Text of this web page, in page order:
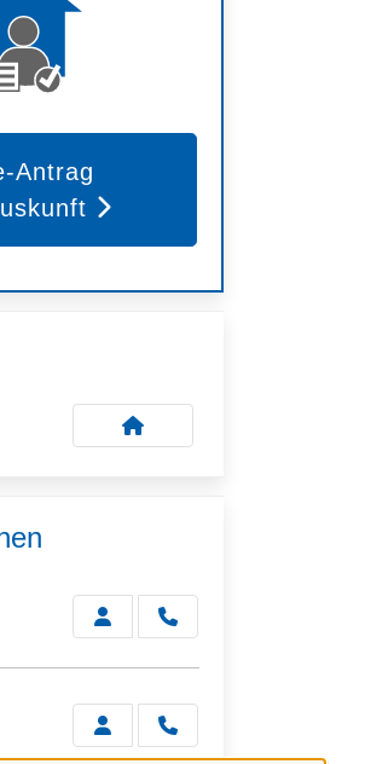
Antrag